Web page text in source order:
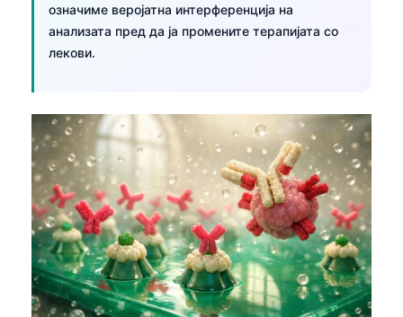
означиме веројатна интерференција на
анализата пред да ја промените терапијата со
лекови.
Slovenščina
Magyar
Shqip
বাংলা
اردو
मराठी
తెలుగు
മലയാളം